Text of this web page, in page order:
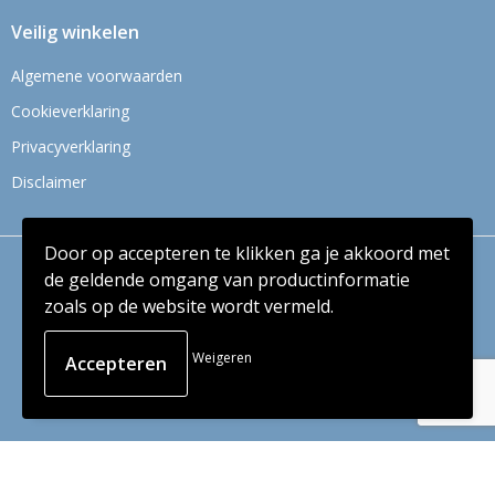
Veilig winkelen
Algemene voorwaarden
Cookieverklaring
Privacyverklaring
Disclaimer
© Copyright Context BV 2024
Door op accepteren te klikken ga je akkoord met
de geldende omgang van productinformatie
zoals op de website wordt vermeld.
Weigeren